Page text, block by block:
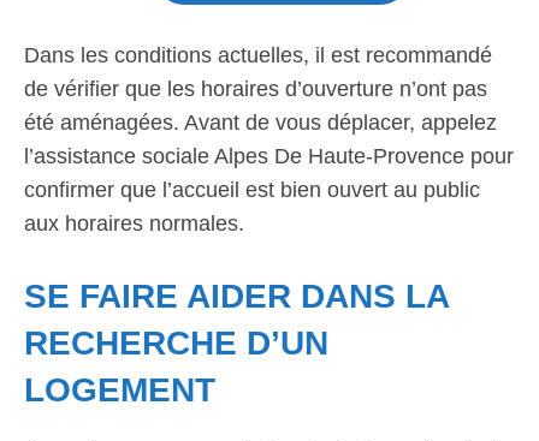
Dans les conditions actuelles, il est recommandé
de vérifier que les horaires d’ouverture n’ont pas
été aménagées. Avant de vous déplacer, appelez
l’assistance sociale Alpes De Haute-Provence pour
confirmer que l’accueil est bien ouvert au public
aux horaires normales.
SE FAIRE AIDER DANS LA
RECHERCHE D’UN
LOGEMENT